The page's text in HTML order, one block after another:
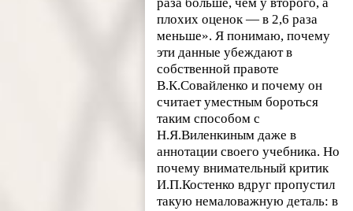
раза больше, чем у второго, а
плохих оценок — в 2,6 раза
меньше». Я понимаю, почему
эти данные убеждают в
собственной правоте
В.К.Совайленко и почему он
считает уместным бороться
таким способом с
Н.Я.Виленкиным даже в
аннотации своего учебника. Но
почему внимательный критик
И.П.Костенко вдруг пропустил
такую немаловажную деталь: в